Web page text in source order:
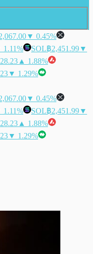
▼ 0.45%
1.11% SOL฿2,451.99▼
▲ 1.88%
▼ 1.29%
▼ 0.45%
1.11% SOL฿2,451.99▼
▲ 1.88%
▼ 1.29%